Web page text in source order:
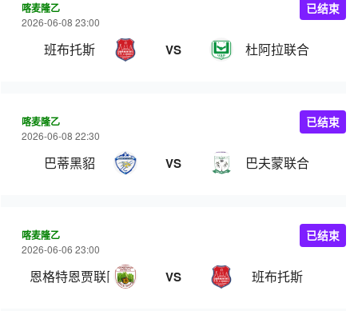
喀麦隆乙
2026-06-08 23:00
班布托斯 VS 杜阿拉联合
已结束
喀麦隆乙
2026-06-08 22:30
巴蒂黑貂 VS 巴夫蒙联合
已结束
喀麦隆乙
2026-06-06 23:00
恩格特恩贾联队 VS 班布托斯
已结束